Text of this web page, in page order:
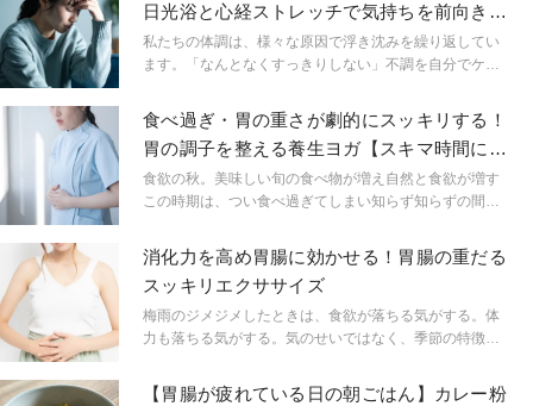
日光浴と心経ストレッチで気持ちを前向きに
する「五臓ヨガ」
私たちの体調は、様々な原因で浮き沈みを繰り返してい
ます。「なんとなくすっきりしない」不調を自分でケア
ん。簡単なセルフケアとしておすすめしたいのが「五臓
ヨガ」。東洋医学の知恵を取り入れた不調の緩和につな
がるポーズを、五臓ヨガ考案者の藤本聡先生がレクチャ
ーします。
食べ過ぎ・胃の重さが劇的にスッキリする！
胃の調子を整える養生ヨガ【スキマ時間にで
きる】
食欲の秋。美味しい旬の食べ物が増え自然と食欲が増す
この時期は、つい食べ過ぎてしまい知らず知らずの間に
かかりやすい胃を養生し、食べ過ぎなどで重くなりやす
い胃の調子をスッキリ整える、座ったままできる養生ヨ
ガをご紹介します。
消化力を高め胃腸に効かせる！胃腸の重だる
スッキリエクササイズ
梅雨のジメジメしたときは、食欲が落ちる気がする。体
力も落ちる気がする。気のせいではなく、季節の特徴も
入れていきましょう。
【胃腸が疲れている日の朝ごはん】カレー粉